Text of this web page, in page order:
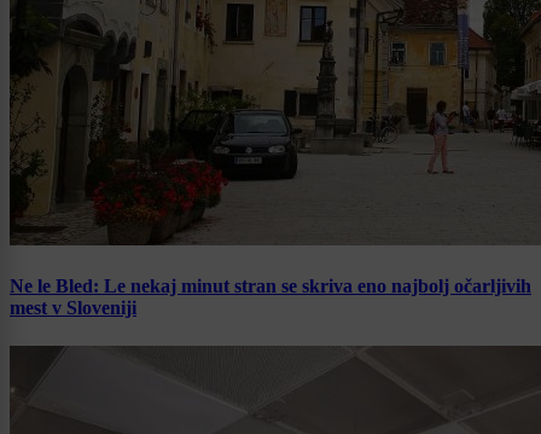
Ne le Bled: Le nekaj minut stran se skriva eno najbolj očarljivih
mest v Sloveniji